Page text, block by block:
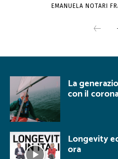
EMANUELA NOTARI
La
con il
Longevity
ora